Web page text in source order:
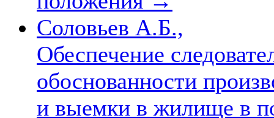
Соловьев А.Б.,
Обеспечение
обоснованности
и выемки в жилище в